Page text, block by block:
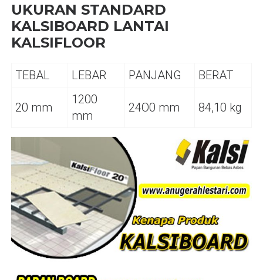
UKURAN STANDARD
KALSIBOARD LANTAI
KALSIFLOOR
TEBAL LEBAR PANJANG BERAT
20 mm
1200
mm
24O0 mm 84,10 kg